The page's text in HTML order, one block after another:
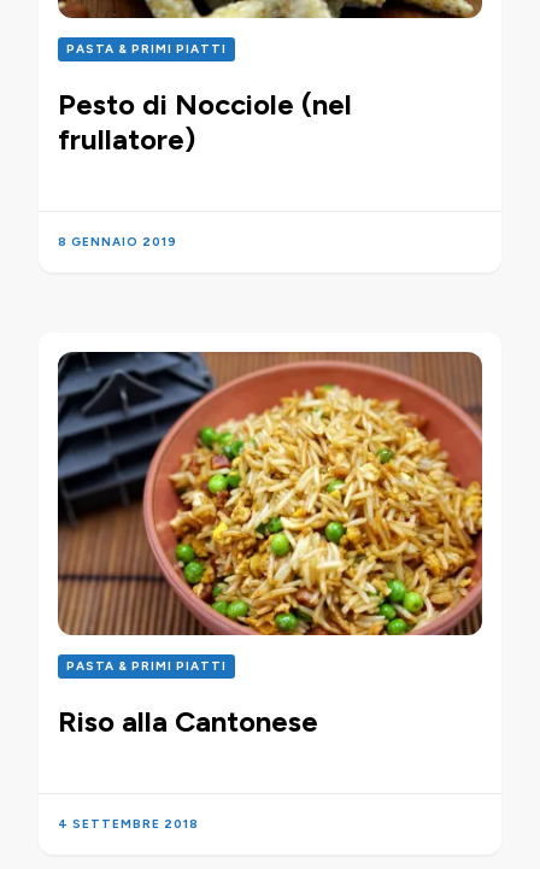
PASTA & PRIMI PIATTI
Pesto di Nocciole (nel
frullatore)
8 GENNAIO 2019
PASTA & PRIMI PIATTI
Riso alla Cantonese
4 SETTEMBRE 2018